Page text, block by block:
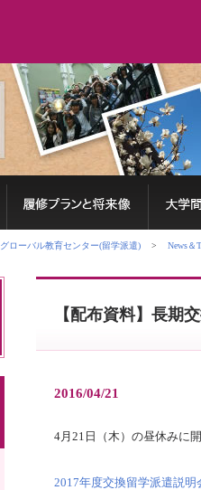
グローバル教育センター(留学派遣) > News＆
【配布資料】長期
2016/04/21
4月21日（木）の昼休みに
2017年度交換留学派遣説